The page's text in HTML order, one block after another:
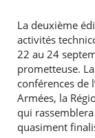
La deuxième
activités
22 au 24
prometteuse.
conférences de
Armées, la
qui
quasiment